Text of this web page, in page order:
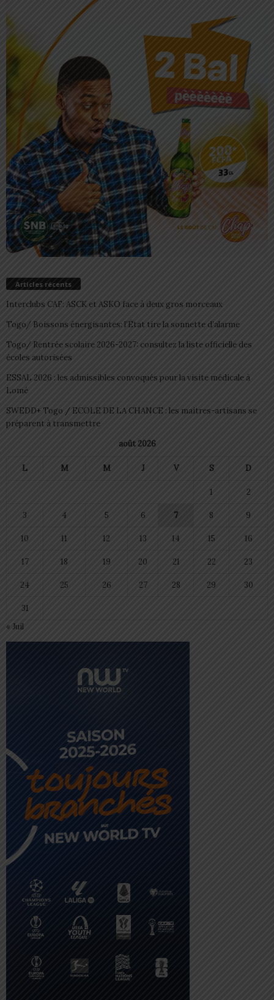
Articles récents
Interclubs CAF: ASCK et ASKO face à deux gros morceaux
Togo/ Boissons énergisantes: l’État tire la sonnette d’alarme
Togo/ Rentrée scolaire 2026-2027: consultez la liste officielle des
écoles autorisées
ESSAL 2026 : les admissibles convoqués pour la visite médicale à
Lomé
SWEDD+ Togo / ECOLE DE LA CHANCE : les maitres-artisans se
préparent à transmettre
août 2026
L M M J V S D
1 2
3 4 5 6 7 8 9
10 11 12 13 14 15 16
17 18 19 20 21 22 23
24 25 26 27 28 29 30
31
« Juil